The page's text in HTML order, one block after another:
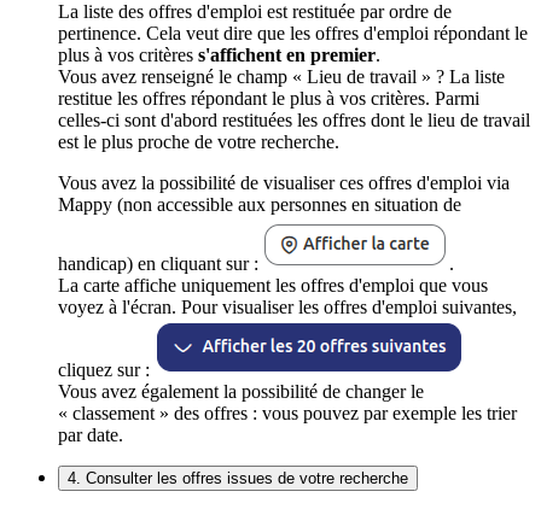
La liste des offres d'emploi est restituée par ordre de
pertinence. Cela veut dire que les offres d'emploi répondant le
plus à vos critères s'affichent en premier.
Vous avez renseigné le champ « Lieu de travail » ? La liste
restitue les offres répondant le plus à vos critères. Parmi
celles-ci sont d'abord restituées les offres dont le lieu de travail
est le plus proche de votre recherche.
Vous avez la possibilité de visualiser ces offres d'emploi via
Mappy (non accessible aux personnes en situation de
handicap) en cliquant sur :
.
La carte affiche uniquement les offres d'emploi que vous
voyez à l'écran. Pour visualiser les offres d'emploi suivantes,
cliquez sur :
Vous avez également la possibilité de changer le
« classement » des offres : vous pouvez par exemple les trier
par date.
4. Consulter les offres issues de votre recherche